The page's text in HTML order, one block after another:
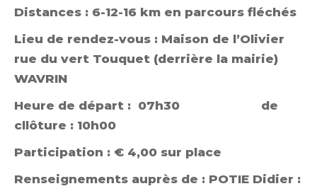
Distances : 6-12-16 km en parcours fléchés
Lieu de rendez-vous : Maison de l’Olivier
rue du vert Touquet (derrière la mairie)
WAVRIN
Heure de départ : 07h30 de
cllôture : 10h00
Participation : € 4,00 sur place
Renseignements auprès de : POTIE Didier :